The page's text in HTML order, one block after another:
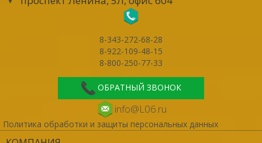
8-343-272-68-28
8-922-109-48-15
8-800-250-77-33
ОБРАТНЫЙ ЗВОНОК
info@L06.ru
Политика обработки и защиты персональных данных